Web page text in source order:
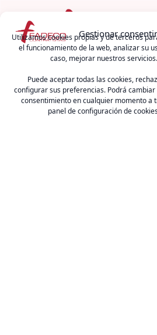
Gestionar
Utilizamos cookies propias y de terceros
el funcionamiento de la web, analizar su
caso, mejorar nuestros servicios.
Puede aceptar todas las cookies,
configurar sus preferencias. Podrá
consentimiento en cualquier momento a
panel de configuración de
C/ Arquímedes 2 (Edif. CSEA),
E-mail:
Teléfono:954 467